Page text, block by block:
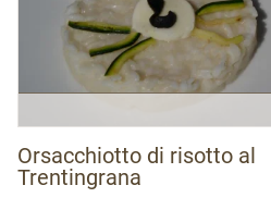
Orsacchiotto di risotto al
Trentingrana